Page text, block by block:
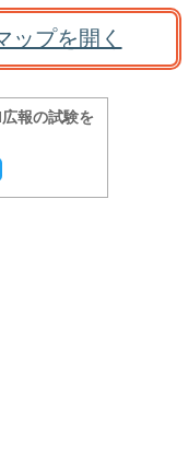
ップを開く
報の試験を